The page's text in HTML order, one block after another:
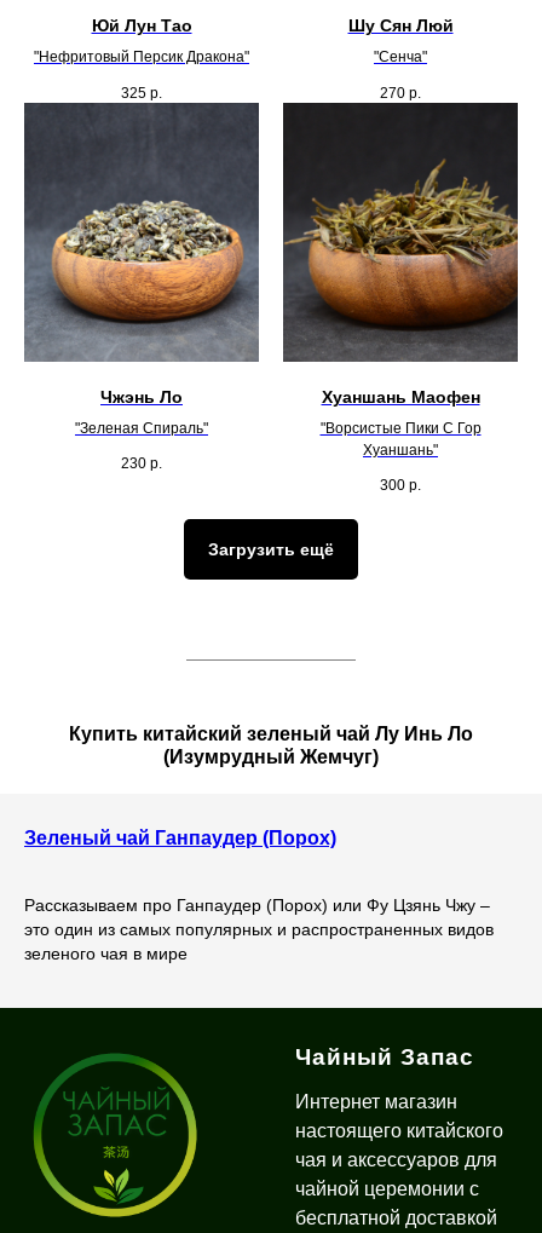
Юй Лун Тао
"Нефритовый Персик Дракона"
325 р.
Шу Сян Люй
"Сенча"
270 р.
Чжэнь Ло
"Зеленая Спираль"
230 р.
Хуаншань Маофен
"Ворсистые Пики С Гор
Хуаншань"
300 р.
Загрузить ещё
Купить китайский зеленый чай Лу Инь Ло
(Изумрудный Жемчуг)
Зеленый чай Ганпаудер (Порох)
Рассказываем про Ганпаудер (Порох) или Фу Цзянь Чжу –
это один из самых популярных и распространенных видов
зеленого чая в мире
Чайный Запас
Интернет магазин
настоящего китайского
чая и аксессуаров для
чайной церемонии с
бесплатной доставкой